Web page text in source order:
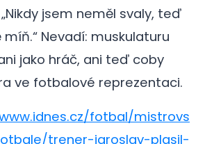
jsem neměl svaly, teď
Nevadí: muskulaturu
jako hráč, ani teď coby
ve fotbalové reprezentaci.
fotbal/mistrovs
trener-jaroslav-plasil-